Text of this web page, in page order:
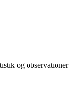
og observationer